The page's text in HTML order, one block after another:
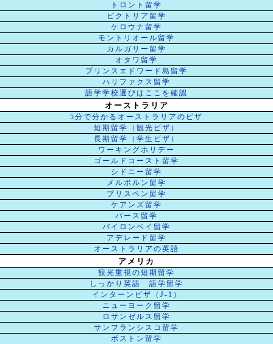
トロント留学
ビクトリア留学
ケロウナ留学
モントリオール留学
カルガリー留学
オタワ留学
プリンスエドワード島留学
ハリファクス留学
語学学校選びはここを確認
オーストラリア
5分で分かるオーストラリアのビザ
短期留学（観光ビザ）
長期留学（学生ビザ）
ワーキングホリデー
ゴールドコースト留学
シドニー留学
メルボルン留学
ブリスベン留学
ケアンズ留学
パース留学
バイロンベイ留学
アデレード留学
オーストラリアの英語
アメリカ
観光重視の短期留学
しっかり英語 語学留学
インターンビザ（J-1）
ニューヨーク留学
ロサンゼルス留学
サンフランシスコ留学
ボストン留学